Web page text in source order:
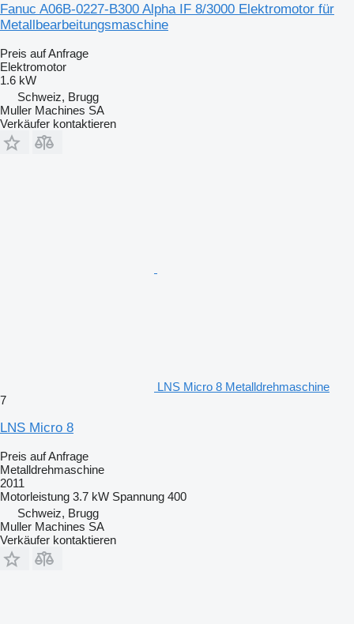
Fanuc A06B-0227-B300 Alpha IF 8/3000 Elektromotor für
Metallbearbeitungsmaschine
Preis auf Anfrage
Elektromotor
1.6 kW
Schweiz, Brugg
Muller Machines SA
Verkäufer kontaktieren
LNS Micro 8 Metalldrehmaschine
7
LNS Micro 8
Preis auf Anfrage
Metalldrehmaschine
2011
Motorleistung 3.7 kW Spannung 400
Schweiz, Brugg
Muller Machines SA
Verkäufer kontaktieren